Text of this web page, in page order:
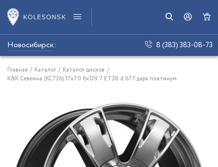
Новосибирск: 8 (383) 383-08-73
Главная / Каталог / Каталог дисков /
K&K Севенна (КС726) 17x7.0 6x139.7 ET38 d.67.1 дарк платинум